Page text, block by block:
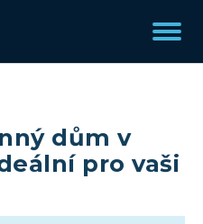
dům v
pro vaši